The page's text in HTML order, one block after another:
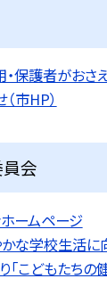
保護者がおさ
市HP）
会
ームページ
な学校生活に
「こどもたち